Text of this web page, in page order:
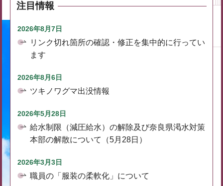
注目情報
2026年8月7日
リンク切れ箇所の確認・修正を集中的に行ってい
ます
2026年8月6日
ツキノワグマ出没情報
2026年5月28日
給水制限（減圧給水）の解除及び奈良県渇水対策
本部の解散について（5月28日）
2026年3月3日
職員の「服装の柔軟化」について